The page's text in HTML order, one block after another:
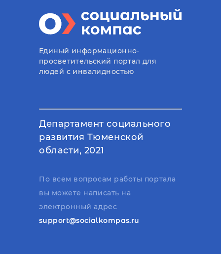
Единый информационно-
просветительский портал для
людей с инвалидностью
Департамент социального
развития Тюменской
области, 2021
По всем вопросам работы портала
вы можете написать на
электронный адрес
support@socialkompas.ru